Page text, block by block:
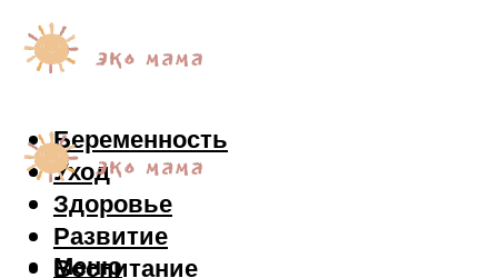
Беременность
Уход
Здоровье
Развитие
Воспитание
Меню